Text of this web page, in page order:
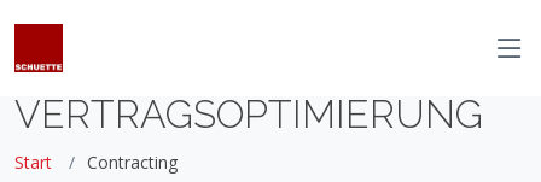
VERTRAGSOPTIMIERUNG
Start Contracting